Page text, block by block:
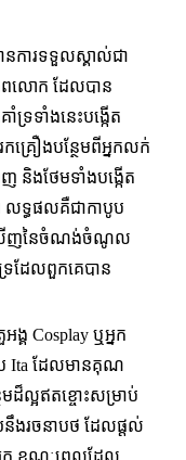
ការទទួលស្គាល់ជា
ពលោក ដែលបាន
ទ្រទាំងនេះបង្កើត
គ្រឿងបន្ថែមពីអ្នកលក់
និងថែមទាំងបង្កើត
លទ្ធផលគឺជាកាបូប
ឃើញនៃចំណង់ចំណូល
រដែលពួកគេបាន
ង្គ Cosplay ឬអ្នក
ប Ita ដែលមានគុណ
ដ៏ល្អឥតខ្ចោះសម្រាប់
នឹងរចនាបថ ដែលផ្តល់
នក ខណៈពេលដែល